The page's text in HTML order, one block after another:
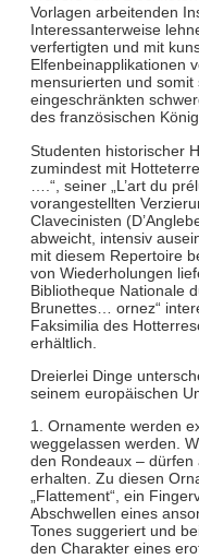
Vorlagen arbeitenden
Interessanterweise
verfertigten und mit
Elfenbeinapplikationen
mensurierten und
eingeschränkten
des französischen
Studenten historischer
zumindest mit
….“, seiner „L’art du
vorangestellten
Clavecinisten
abweicht, intensiv
mit diesem Repertoire
von Wiederholungen
Bibliotheque Nationale
Brunettes… ornez“
Faksimilia des
erhältlich.
Dreierlei Dinge
seinem europäischen
1. Ornamente werden
weggelassen werden.
den Rondeaux –
erhalten. Zu diesen
„Flattement“, ein
Abschwellen eines
Tones suggeriert und
den Charakter eines